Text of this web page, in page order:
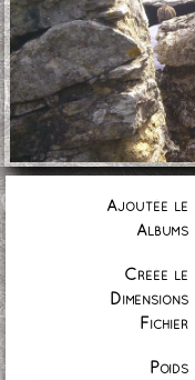
Ajoutée le
Albums
Créée le
Dimensions
Fichier
Poids